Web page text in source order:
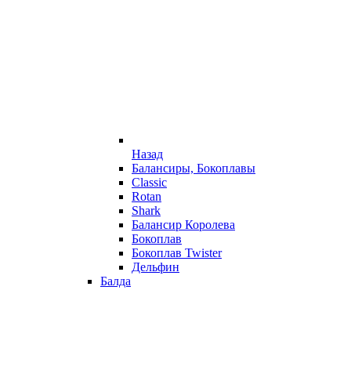
Назад
Балансиры, Бокоплавы
Classic
Rotan
Shark
Балансир Королева
Бокоплав
Бокоплав Twister
Дельфин
Балда